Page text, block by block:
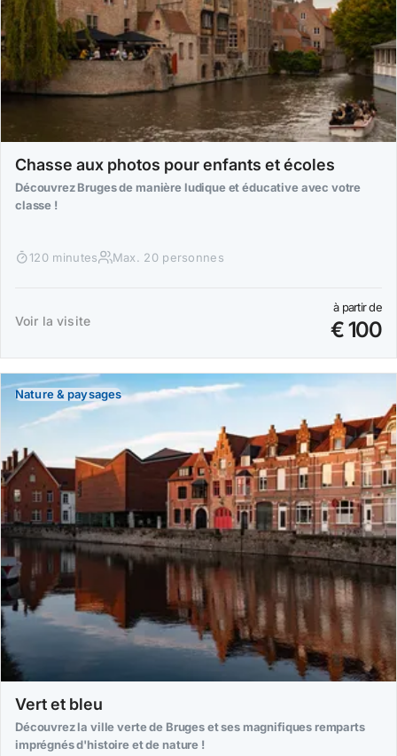
Chasse aux photos pour enfants et écoles
Découvrez Bruges de manière ludique et éducative avec votre
classe !
120 minutes Max. 20 personnes
Voir la visite
à partir de
€ 100
Nature & paysages
Vert et bleu
Découvrez la ville verte de Bruges et ses magnifiques remparts
imprégnés d'histoire et de nature !